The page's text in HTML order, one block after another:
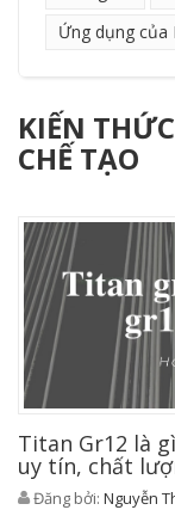
Ứng dụng của
KIẾN
CHẾ TẠO
Titan Gr12 là
uy tín, chất
Đăng bởi: Nguyễn